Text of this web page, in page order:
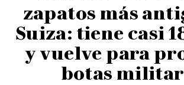
zapatos más
Suiza: tiene casi
y vuelve para
botas